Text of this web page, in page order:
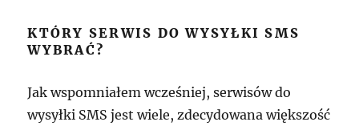
KTÓRY SERWIS DO WYSYŁKI SMS
WYBRAĆ?
Jak wspomniałem wcześniej, serwisów do
wysyłki SMS jest wiele, zdecydowana większość